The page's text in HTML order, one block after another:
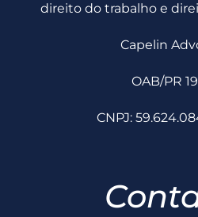
direito do trabalho e
Capelin
OAB/PR
CNPJ: